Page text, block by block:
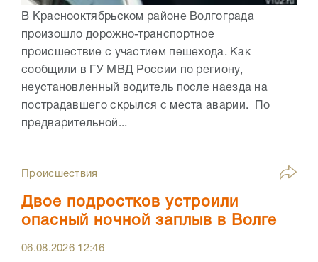
В Краснооктябрьском районе Волгограда
произошло дорожно-транспортное
происшествие с участием пешехода. Как
сообщили в ГУ МВД России по региону,
неустановленный водитель после наезда на
пострадавшего скрылся с места аварии. По
предварительной...
Происшествия
Двое подростков устроили
опасный ночной заплыв в Волге
06.08.2026 12:46